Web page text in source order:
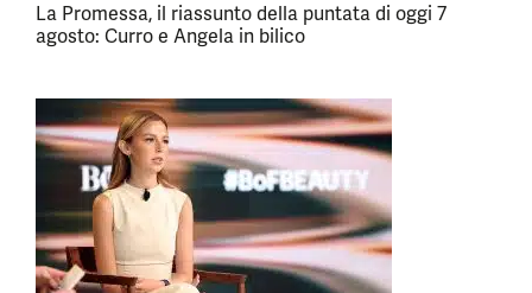
La Promessa, il riassunto della puntata di oggi 7
agosto: Curro e Angela in bilico